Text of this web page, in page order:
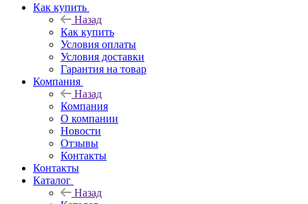
Как купить
Назад
Как купить
Условия оплаты
Условия доставки
Гарантия на товар
Компания
Назад
Компания
О компании
Новости
Отзывы
Контакты
Контакты
Каталог
Назад